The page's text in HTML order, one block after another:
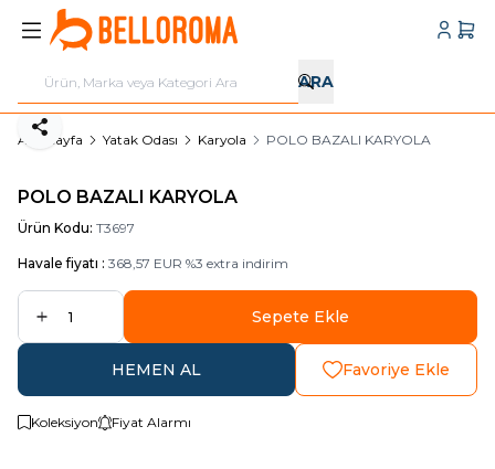
ARA
Ana Sayfa Yatak Odası Karyola POLO BAZALI KARYOLA
Paylaş
POLO BAZALI KARYOLA
Ürün Kodu: T3697
Havale fiyatı : 368,57 EUR %3 extra indirim
Sepete Ekle
HEMEN AL Favoriye Ekle
Koleksiyon Fiyat Alarmı